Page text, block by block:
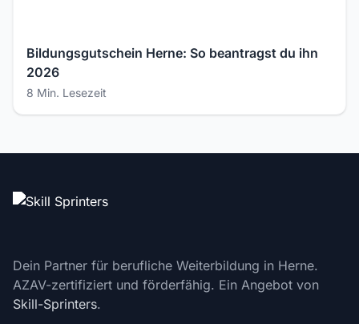
Bildungsgutschein Herne: So beantragst du ihn
2026
8 Min. Lesezeit
Dein Partner für berufliche Weiterbildung in Herne.
AZAV-zertifiziert und förderfähig. Ein Angebot von
Skill-Sprinters.